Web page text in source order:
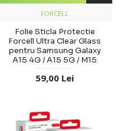
FORCELL
Folie Sticla Protectie
Forcell Ultra Clear Glass
pentru Samsung Galaxy
A15 4G / A15 5G / M15
59,00 Lei